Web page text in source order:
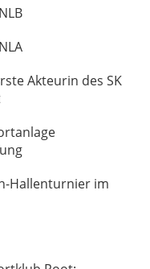
Akteurin des SK
Hallenturnier im